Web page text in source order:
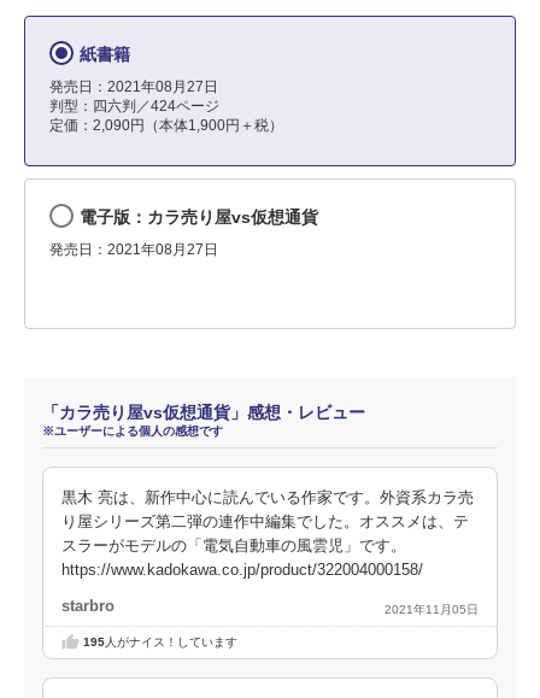
紙書籍
発売日：2021年08月27日
判型：四六判／424ページ
定価：2,090円（本体1,900円＋税）
電子版：カラ売り屋vs仮想通貨
発売日：2021年08月27日
「カラ売り屋vs仮想通貨」感想・レビュー
※ユーザーによる個人の感想です
黒木 亮は、新作中心に読んでいる作家です。外資系カラ売
り屋シリーズ第二弾の連作中編集でした。オススメは、テ
スラーがモデルの「電気自動車の風雲児」です。
https://www.kadokawa.co.jp/product/322004000158/
starbro 2021年11月05日
195人がナイス！しています